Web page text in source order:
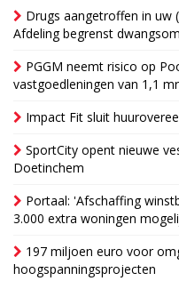
Drugs aangetroffen in uw
Afdeling begrenst
PGGM neemt risico op
vastgoedleningen van 1,1
Impact Fit sluit
SportCity opent nieuwe
Doetinchem
Portaal: 'Afschaffing
3.000 extra woningen
197 miljoen euro voor
hoogspanningsprojecten